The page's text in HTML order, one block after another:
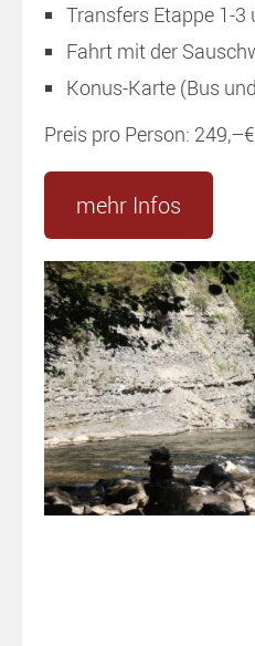
Transfers Etappe 1-
Fahrt mit der
Konus-Karte (Bus
Preis pro Person: 249,–€
mehr Infos